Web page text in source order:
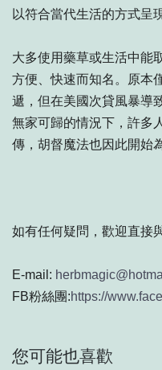
以符合當代生活的方式呈
大多使用藥草或生活中能
方便、快速而知名。原本
遞，但在美國次貸風暴導
無家可歸的情況下，許多
傳，胡督魔法也因此開始
如有任何疑問，歡迎直接
E-mail:
FB粉絲團:https://
您可能也喜歡